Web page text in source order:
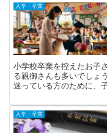
入学・卒業
小学校卒業を控えたお子
る親御さんも多いでしょ
迷っている方のために、
入学・卒業